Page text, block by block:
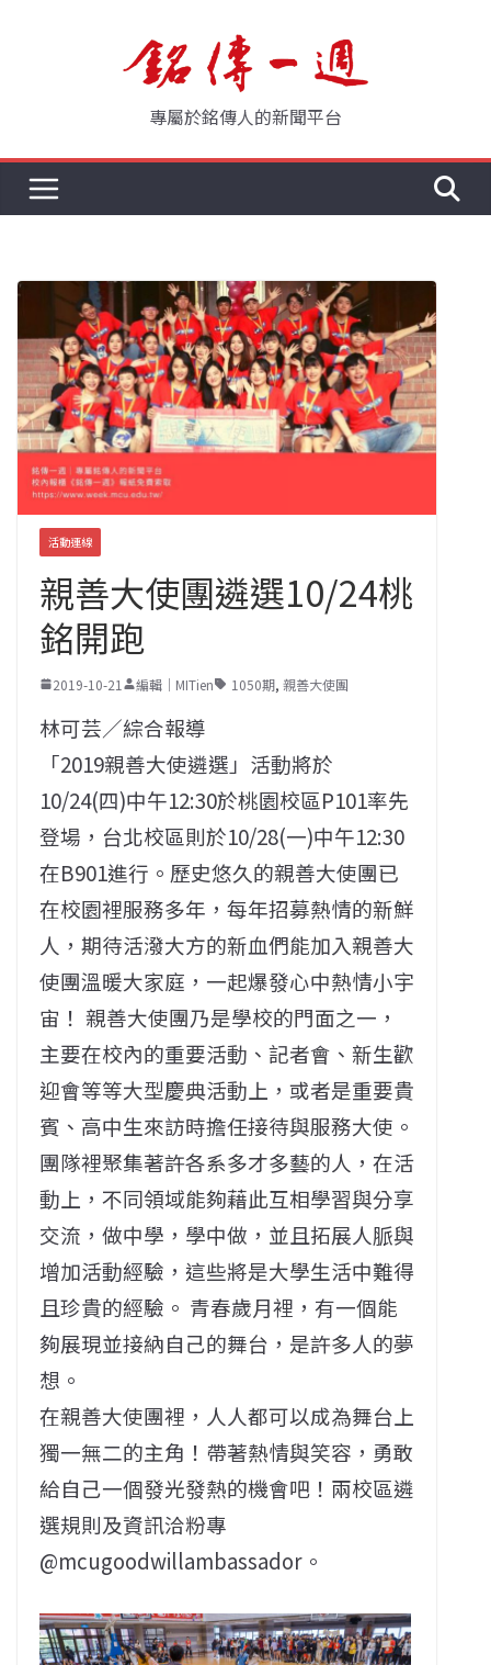
專屬於銘傳人的新聞平台
活動連線
親善大使團遴選10/24桃
銘開跑
2019-10-21 編輯｜MITien 1050期, 親善大使團
林可芸／綜合報導
「2019親善大使遴選」活動將於
10/24(四)中午12:30於桃園校區P101率先
登場，台北校區則於10/28(一)中午12:30
在B901進行。歷史悠久的親善大使團已
在校園裡服務多年，每年招募熱情的新鮮
人，期待活潑大方的新血們能加入親善大
使團溫暖大家庭，一起爆發心中熱情小宇
宙！ 親善大使團乃是學校的門面之一，
主要在校內的重要活動、記者會、新生歡
迎會等等大型慶典活動上，或者是重要貴
賓、高中生來訪時擔任接待與服務大使。
團隊裡聚集著許各系多才多藝的人，在活
動上，不同領域能夠藉此互相學習與分享
交流，做中學，學中做，並且拓展人脈與
增加活動經驗，這些將是大學生活中難得
且珍貴的經驗。 青春歲月裡，有一個能
夠展現並接納自己的舞台，是許多人的夢
想。
在親善大使團裡，人人都可以成為舞台上
獨一無二的主角！帶著熱情與笑容，勇敢
給自己一個發光發熱的機會吧！兩校區遴
選規則及資訊洽粉專
@mcugoodwillambassador。